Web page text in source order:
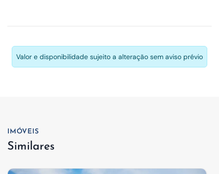
Valor e disponibilidade sujeito a alteração sem aviso prévio
IMÓVEIS
Similares